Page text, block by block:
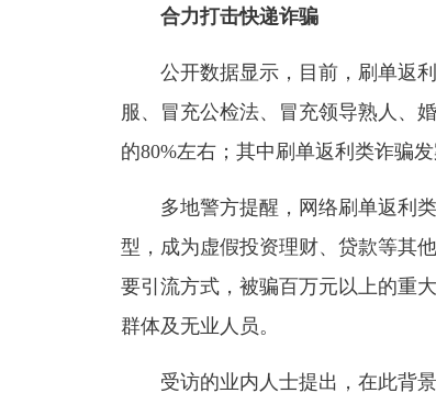
合力打击快递诈骗
公开数据显示，目前，刷单返利
服、冒充公检法、冒充领导熟人、
的80%左右；其中刷单返利类诈骗
多地警方提醒，网络刷单返利类
型，成为虚假投资理财、贷款等其
要引流方式，被骗百万元以上的重
群体及无业人员。
受访的业内人士提出，在此背景